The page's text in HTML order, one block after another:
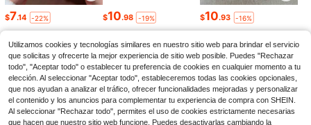
$7.14 -22% $10.98 -19% $10.93 -16%
Utilizamos cookies y tecnologías similares en nuestro sitio web para brindar el servicio
que solicitas y ofrecerte la mejor experiencia de sitio web posible. Puedes "Rechazar
todo", "Aceptar todo" o establecer tu preferencia de cookies en cualquier momento a tu
elección. Al seleccionar "Aceptar todo", estableceremos todas las cookies opcionales,
que nos ayudan a analizar el tráfico, ofrecer funcionalidades mejoradas y personalizar
el contenido y los anuncios para complementar tu experiencia de compra con SHEIN.
Al seleccionar "Rechazar todo", permites el uso de cookies estrictamente necesarias
que hacen que nuestro sitio web funcione. Puedes desactivarlas cambiando la